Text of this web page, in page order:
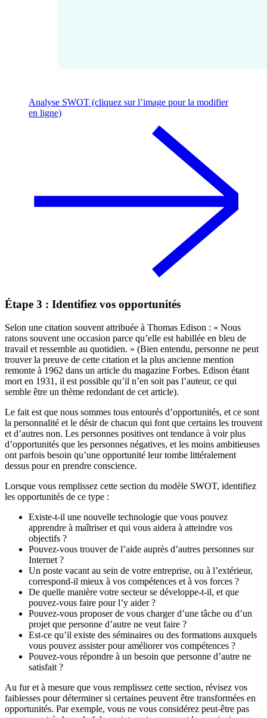
Analyse SWOT (cliquez sur l’image pour la modifier
en ligne)
Étape 3 : Identifiez vos opportunités
Selon une citation souvent attribuée à Thomas Edison : « Nous
ratons souvent une occasion parce qu’elle est habillée en bleu de
travail et ressemble au quotidien. » (Bien entendu, personne ne peut
trouver la preuve de cette citation et la plus ancienne mention
remonte à 1962 dans un article du magazine Forbes. Edison étant
mort en 1931, il est possible qu’il n’en soit pas l’auteur, ce qui
semble être un thème redondant de cet article).
Le fait est que nous sommes tous entourés d’opportunités, et ce sont
la personnalité et le désir de chacun qui font que certains les trouvent
et d’autres non. Les personnes positives ont tendance à voir plus
d’opportunités que les personnes négatives, et les moins ambitieuses
ont parfois besoin qu’une opportunité leur tombe littéralement
dessus pour en prendre conscience.
Lorsque vous remplissez cette section du modèle SWOT, identifiez
les opportunités de ce type :
Existe-t-il une nouvelle technologie que vous pouvez
apprendre à maîtriser et qui vous aidera à atteindre vos
objectifs ?
Pouvez-vous trouver de l’aide auprès d’autres personnes sur
Internet ?
Un poste vacant au sein de votre entreprise, ou à l’extérieur,
correspond-il mieux à vos compétences et à vos forces ?
De quelle manière votre secteur se développe-t-il, et que
pouvez-vous faire pour l’y aider ?
Pouvez-vous proposer de vous charger d’une tâche ou d’un
projet que personne d’autre ne veut faire ?
Est-ce qu’il existe des séminaires ou des formations auxquels
vous pouvez assister pour améliorer vos compétences ?
Pouvez-vous répondre à un besoin que personne d’autre ne
satisfait ?
Au fur et à mesure que vous remplissez cette section, révisez vos
faiblesses pour déterminer si certaines peuvent être transformées en
opportunités. Par exemple, vous ne vous considérez peut-être pas